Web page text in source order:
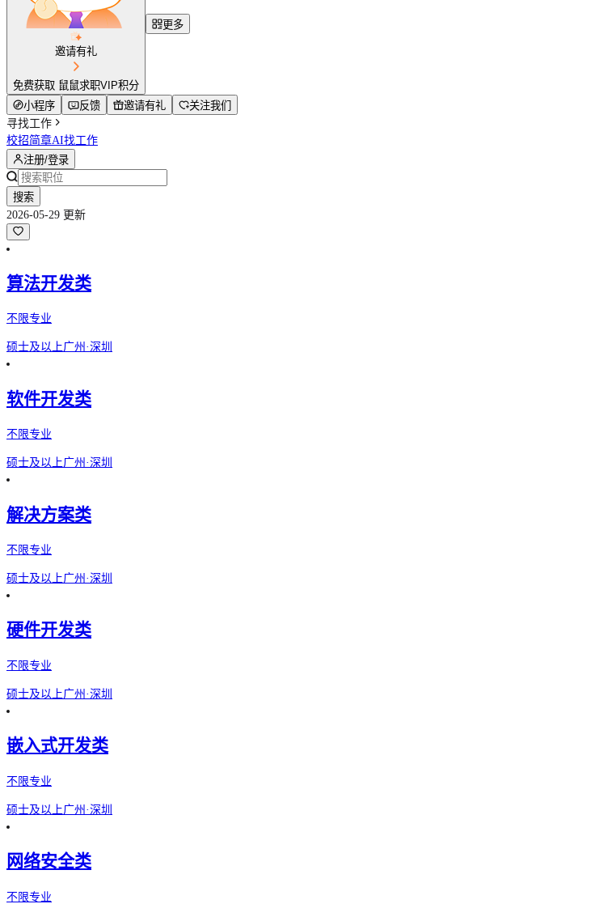
邀请有礼
免费获取 鼠鼠求职VIP积分
更多
小程序 反馈 邀请有礼
关注我们
寻找工作
校招简章AI找工作
注册/登录
搜索
2026-05-29 更新
算法开发类
不限专业
硕士及以上广州·深圳
软件开发类
不限专业
硕士及以上广州·深圳
解决方案类
不限专业
硕士及以上广州·深圳
硬件开发类
不限专业
硕士及以上广州·深圳
嵌入式开发类
不限专业
硕士及以上广州·深圳
网络安全类
不限专业